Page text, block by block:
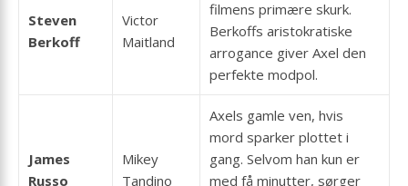
Steven
Berkoff
Victor
Maitland
filmens primære skurk.
Berkoffs aristokratiske
arrogance giver Axel den
perfekte modpol.
James
Russo
Mikey
Tandino
Axels gamle ven, hvis
mord sparker plottet i
gang. Selvom han kun er
med få minutter, sørger